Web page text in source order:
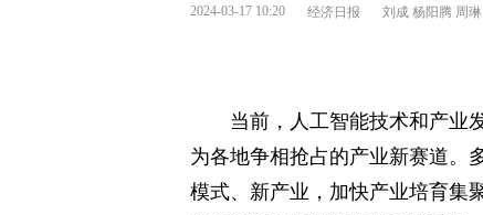
2024-03-17 10:20 经济日报 刘成 杨阳腾 周琳
当前，人工智能技术和产业
为各地争相抢占的产业新赛道。
模式、新产业，加快产业培育集